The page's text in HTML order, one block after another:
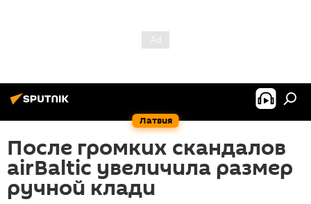
Латвия
После громких скандалов
airBaltic увеличила размер
ручной клади